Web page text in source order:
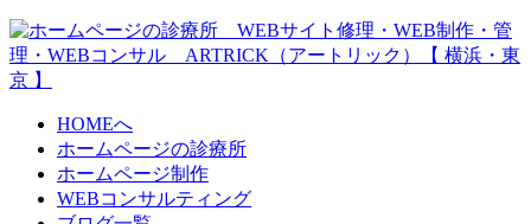
HOMEへ
ホームページの診療所
ホームページ制作
WEBコンサルティング